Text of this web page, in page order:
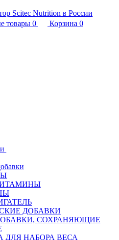
товары 0 Корзина 0
ДОБАВКИ
СОХРАНЯЮЩИЕ
ДЛЯ НАБОРА ВЕСА